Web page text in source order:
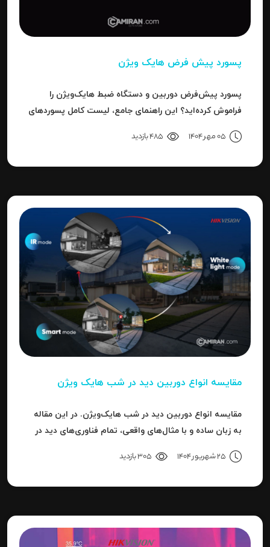
پسورد پیش فرض هایک ویژن
پسورد پیش‌فرض دوربین و دستگاه ضبط هایک‌ویژن را
فراموش کرده‌اید؟ این راهنمای جامع، لیست کامل پسوردهای
"Invalid Password" را آموزش می‌دهد.
05 مهر 1404 485 بازدید
مقایسه انواع دوربین دید در شب هایک‌ ویژن
مقایسه انواع دوربین دید در شب هایک‌ویژن. در این مقاله
به زبان ساده و با مثال‌های واقعی، تمام فناوری‌های دید در
25 شهریور 1404 305 بازدید